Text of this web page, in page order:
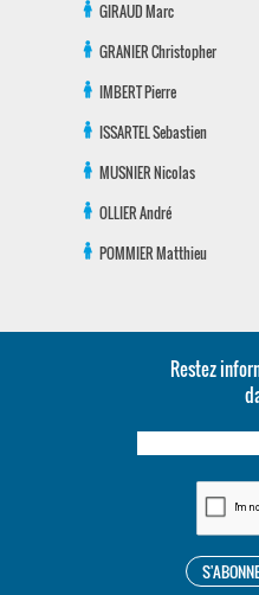
GIRAUDMarc
GRANIERChristopher
IMBERTPierre
ISSARTELSebastien
MUSNIERNicolas
OLLIERAndré
POMMIERMatthieu
Restez